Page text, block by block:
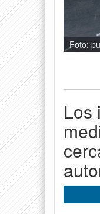
Foto:
Los